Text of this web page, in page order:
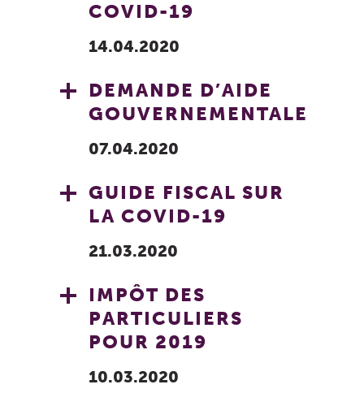
COVID-19
14.04.2020
DEMANDE D’AIDE
GOUVERNEMENTALE
07.04.2020
GUIDE FISCAL SUR
LA COVID-19
21.03.2020
IMPÔT DES
PARTICULIERS
POUR 2019
10.03.2020